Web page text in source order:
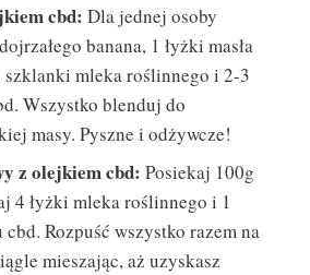
cbd: Dla jednej osoby
banana, 1 łyżki masła
szklanki mleka roślinnego i 2-3
Wszystko blenduj do
masy. Pyszne i odżywcze!
z olejkiem cbd: Posiekaj 100g
4 łyżki mleka roślinnego i 1
Rozpuść wszystko razem na
mieszając, aż uzyskasz